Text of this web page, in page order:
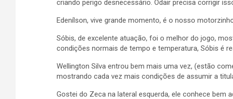
criando perigo desnecessário. Odair precisa corrigir
Edenílson, vive grande momento, é o nosso
Sóbis, de excelente atuação, foi o melhor do jogo,
condições normais de tempo e temperatura, Sóbis é
Wellington Silva entrou bem mais uma vez, (estão
mostrando cada vez mais condições de assumir a
Gostei do Zeca na lateral esquerda, ele conhece bem